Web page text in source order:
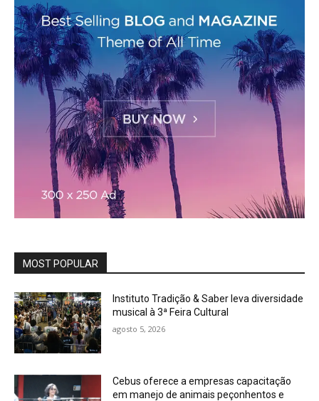
MOST POPULAR
Instituto Tradição & Saber leva diversidade
musical à 3ª Feira Cultural
agosto 5, 2026
Cebus oferece a empresas capacitação
em manejo de animais peçonhentos e